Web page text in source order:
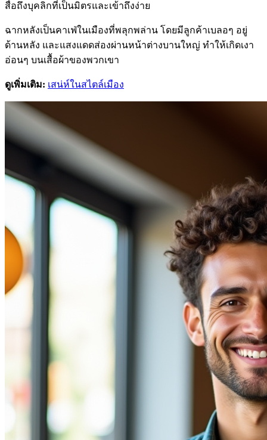
สื่อถึงบุคลิกที่เป็นมิตรและเข้าถึงง่าย
ฉากหลังเป็นคาเฟ่ในเมืองที่พลุกพล่าน โดยมีลูกค้าเบลอๆ อยู่
ด้านหลัง และแสงแดดส่องผ่านหน้าต่างบานใหญ่ ทำให้เกิดเงา
อ่อนๆ บนเสื้อผ้าของพวกเขา
ดูเพิ่มเติม: เสน่ห์ในสไตล์เมือง